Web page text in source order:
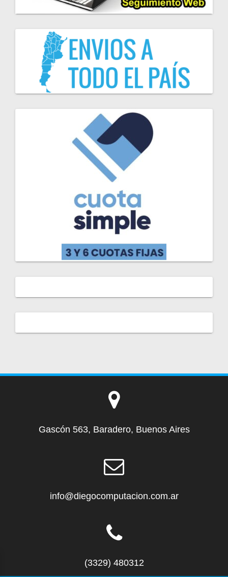
Gascón 563, Baradero, Buenos Aires
info@diegocomputacion.com.ar
(3329) 480312